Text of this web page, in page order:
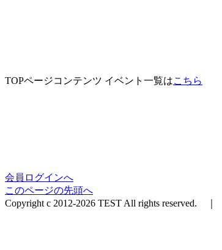
TOPページコンテンツ イベント一覧はこちら
会員ログインへ
このページの先頭へ
Copyright c 2012-2026 TEST All rights reserved. ｜